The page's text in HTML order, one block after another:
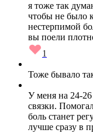
я тоже так
чтобы не было
нестерпимой
вы поели
1
Тоже бывало
У меня на 24-26
связки.
боль станет
лучше сразу в